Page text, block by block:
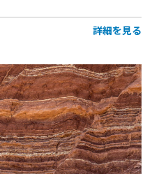
詳細を見る